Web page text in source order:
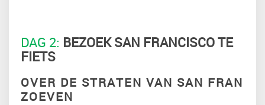
DAG 2: BEZOEK SAN FRANCISCO TE
FIETS
OVER DE STRATEN VAN SAN FRAN
ZOEVEN